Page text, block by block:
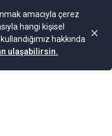
amacıyla çerez
hangi kişisel
hakkında
ulaşabilirsin.